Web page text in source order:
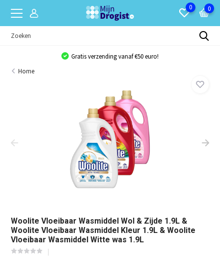
0 0
Gratis verzending vanaf €50 euro!
Home
Woolite Vloeibaar Wasmiddel Wol & Zijde 1.9L &
Woolite Vloeibaar Wasmiddel Kleur 1.9L & Woolite
Vloeibaar Wasmiddel Witte was 1.9L